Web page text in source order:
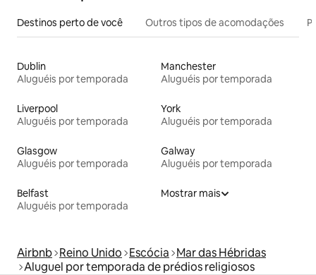
Destinos perto de você Outros tipos de acomodações
Dublin
Aluguéis por temporada
Manchester
Aluguéis por temporada
Liverpool
Aluguéis por temporada
York
Aluguéis por temporada
Glasgow
Aluguéis por temporada
Galway
Aluguéis por temporada
Belfast
Aluguéis por temporada
Mostrar mais
Airbnb Reino Unido Escócia Mar das Hébridas
Aluguel por temporada de prédios religiosos